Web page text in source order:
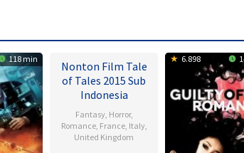
118 min
Nonton Film Tale
of Tales 2015 Sub
Indonesia
Fantasy, Horror,
Romance, France, Italy,
United Kingdom
6.898